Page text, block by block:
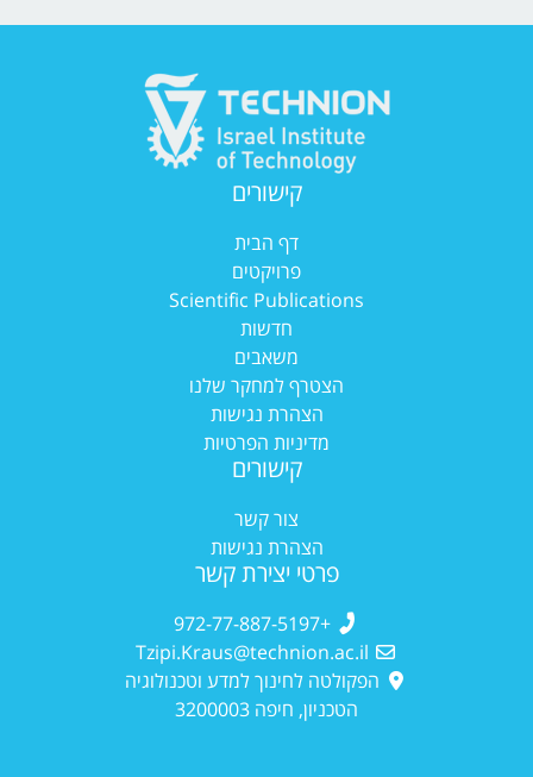
קישורים
דף הבית
פרויקטים
Scientific Publications
חדשות
משאבים
הצטרף למחקר שלנו
הצהרת נגישות
מדיניות הפרטיות
קישורים
צור קשר
הצהרת נגישות
פרטי יצירת קשר
+972-77-887-5197
Tzipi.Kraus@technion.ac.il
הפקולטה לחינוך למדע וטכנולוגיה
הטכניון, חיפה 3200003